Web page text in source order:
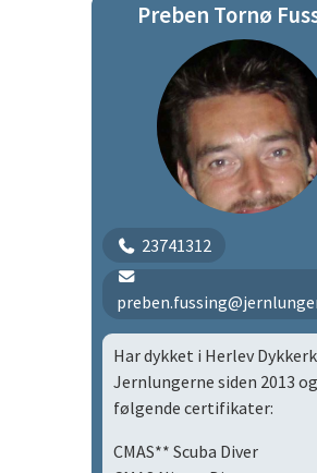
Tirsdagsholdet
Preben Tornø
23741312
Har dykket i Herlev
Jernlungerne siden 2013
følgende certifikater:
CMAS** Scuba Diver